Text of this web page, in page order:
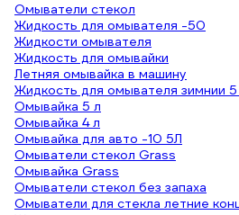
Омыватели стекол
Жидкость для омывателя -50
Жидкости омывателя
Жидкость для омывайки
Летняя омывайка в машину
Жидкость для омывателя зимнии 5
Омывайка 5 л
Омывайка 4 л
Омывайка для авто -10 5Л
Омыватели стекол Grass
Омывайка Grass
Омыватели стекол без запаха
Омыватели для стекла летние